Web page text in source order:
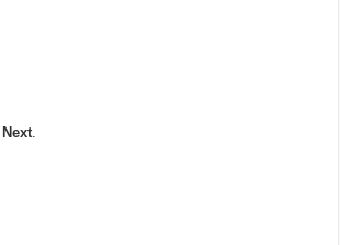
Next.